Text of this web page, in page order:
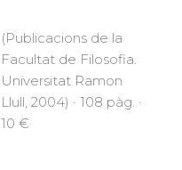
(Publicacions de la
Facultat de Filosofia.
Universitat Ramon
Llull, 2004) · 108 pàg. ·
10 €